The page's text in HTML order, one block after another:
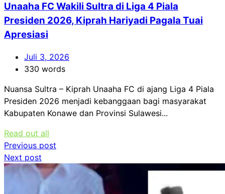
Unaaha FC Wakili Sultra di Liga 4 Piala
Presiden 2026, Kiprah Hariyadi Pagala Tuai
Apresiasi
Juli 3, 2026
330 words
Nuansa Sultra – Kiprah Unaaha FC di ajang Liga 4 Piala
Presiden 2026 menjadi kebanggaan bagi masyarakat
Kabupaten Konawe dan Provinsi Sulawesi...
Read out all
Navigasi
pos
Previous post
Next post